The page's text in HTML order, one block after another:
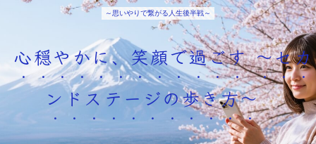
～思いやりで繋がる人生後半戦～
心穏やかに、笑顔で過ごす ～セカ
ンドステージの歩き方～